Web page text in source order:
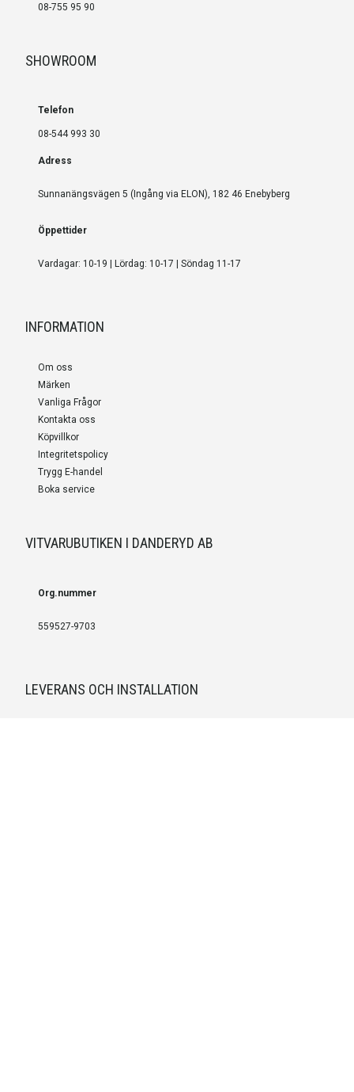
08-755 95 90
SHOWROOM
Telefon
08-544 993 30
Adress
Sunnanängsvägen 5 (Ingång via ELON), 182 46 Enebyberg
Öppettider
Vardagar: 10-19 | Lördag: 10-17 | Söndag 11-17
INFORMATION
Om oss
Märken
Vanliga Frågor
Kontakta oss
Köpvillkor
Integritetspolicy
Trygg E-handel
Boka service
VITVARUBUTIKEN I DANDERYD AB
Org.nummer
559527-9703
LEVERANS OCH INSTALLATION